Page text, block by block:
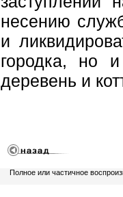
несению
и
городка, но
деревень и
Полное или частичное